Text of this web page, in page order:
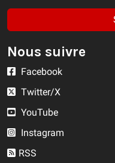
Nous suivre
Facebook
Twitter/X
YouTube
Instagram
RSS